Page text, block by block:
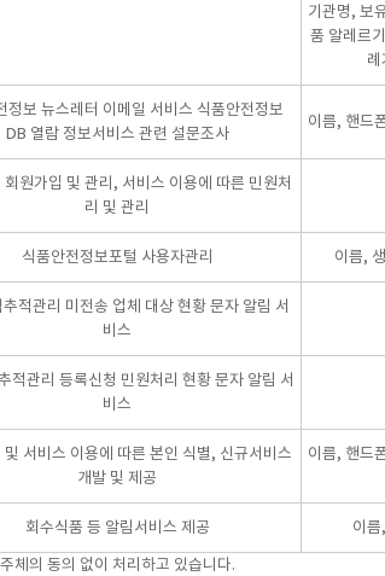
기관명, 보
품 알레르
정보 뉴스레터 이메일 서비스 식품안전정보
DB 열람 정보서비스 관련 설문조사
이름, 핸드
회원가입 및 관리, 서비스 이용에 따른 민원처
리 및 관리
식품안전정보포털 사용자관리 이름,
적관리 미전송 업체 대상 현황 문자 알림 서
비스
적관리 등록신청 민원처리 현황 문자 알림 서
비스
및 서비스 이용에 따른 본인 식별, 신규서비스
개발 및 제공
이름, 핸드
회수식품 등 알림서비스 제공 이
체의 동의 없이 처리하고 있습니다.